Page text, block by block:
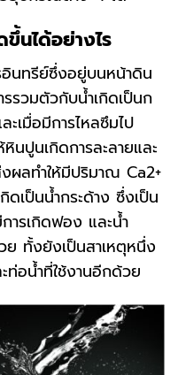
ขึ้นได้อย่างไร
อินทรีย์ซึ่งอยู่บนหน้าดิน
รวมตัวกับน้ำเกิดเป็นก
เมื่อมีการไหลซึมไป
นปูนเกิดการละลายและ
ผลทำให้มีปริมาณ Ca2+
ดเป็นน้ำกระด้าง ซึ่งเป็น
ารเกิดฟอง และน้ำ
ย ทั้งยังเป็นสาเหตุหนึ่ง
ท่อน้ำที่ใช้งานอีกด้วย